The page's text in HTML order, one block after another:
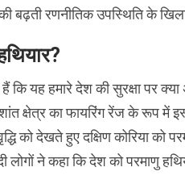
की बढ़ती रणनीतिक उपस्थिति के
यह हमारे देश की सुरक्षा पर क्या
क्षेत्र का फायरिंग रेंज के रूप में
को देखते हुए दक्षिण कोरिया को
ने कहा कि देश को परमाणु